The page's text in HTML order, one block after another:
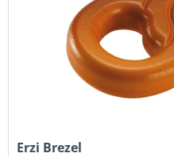
Erzi Brezel